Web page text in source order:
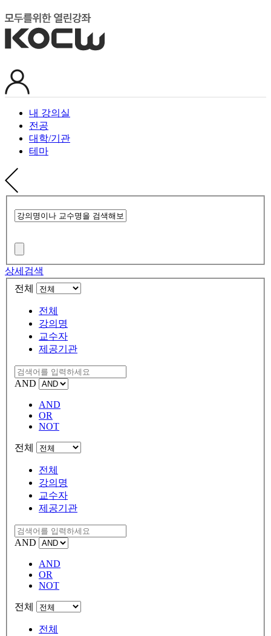
내 강의실
전공
대학/기관
테마
상세검색
전체
전체
강의명
교수자
제공기관
AND
AND
OR
NOT
전체
전체
강의명
교수자
제공기관
AND
AND
OR
NOT
전체
전체